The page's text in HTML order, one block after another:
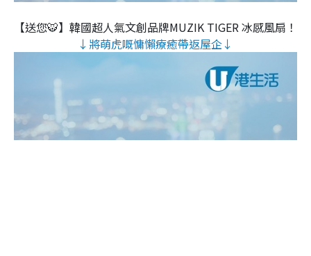
【送您🐯】韓國超人氣文創品牌MUZIK TIGER 冰感風扇！
↓將萌虎嘅慵懶療癒帶返屋企↓